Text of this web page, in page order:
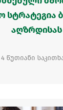
სტრატეგია
აღზრდისას
4 წუთიანი